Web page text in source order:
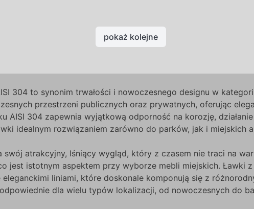
pokaż kolejne
304 to synonim trwałości i nowoczesnego designu w
przestrzeni publicznych oraz prywatnych, oferując
AISI 304 zapewnia wyjątkową odporność na korozję,
idealnym rozwiązaniem zarówno do parków, jak i miejskich
atrakcyjny, lśniący wygląd, który z czasem nie traci na
jest istotnym aspektem przy wyborze mebli miejskich. Ławki
liniami, które doskonale komponują się z
dla wielu typów lokalizacji, od nowoczesnych do